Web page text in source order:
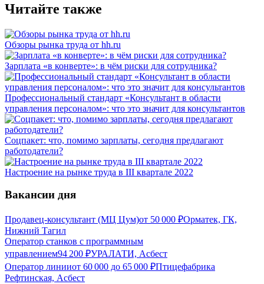
Читайте также
Обзоры рынка труда от hh.ru
Зарплата «в конверте»: в чём риски для сотрудника?
Профессиональный стандарт «Консультант в области
управления персоналом»: что это значит для консультантов
Соцпакет: что, помимо зарплаты, сегодня предлагают
работодатели?
Настроение на рынке труда в III квартале 2022
Вакансии дня
Продавец-консультант (МЦ Цум)от 50 000 ₽Орматек, ГК,
Нижний Тагил
Оператор станков с программным
управлением94 200 ₽УРАЛАТИ, Асбест
Оператор линииот 60 000 до 65 000 ₽Птицефабрика
Рефтинская, Асбест